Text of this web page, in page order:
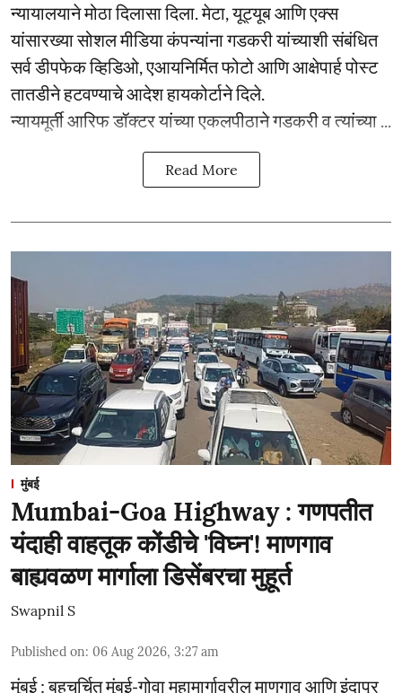
न्यायालयाने मोठा दिलासा दिला. मेटा, यूट्यूब आणि एक्स
यांसारख्या सोशल मीडिया कंपन्यांना गडकरी यांच्याशी संबंधित
सर्व डीपफेक व्हिडिओ, एआयनिर्मित फोटो आणि आक्षेपार्ह पोस्ट
तातडीने हटवण्याचे आदेश हायकोर्टाने दिले.
न्यायमूर्ती आरिफ डॉक्टर यांच्या एकलपीठाने गडकरी व त्यांच्या ...
Read More
मुंबई
Mumbai-Goa Highway : गणपतीत
यंदाही वाहतूक कोंडीचे 'विघ्न'! माणगाव
बाह्यवळण मार्गाला डिसेंबरचा मुहूर्त
Swapnil S
Published on: 06 Aug 2026, 3:27 am
मुंबई : बहुचर्चित मुंबई-गोवा महामार्गावरील माणगाव आणि इंदापूर